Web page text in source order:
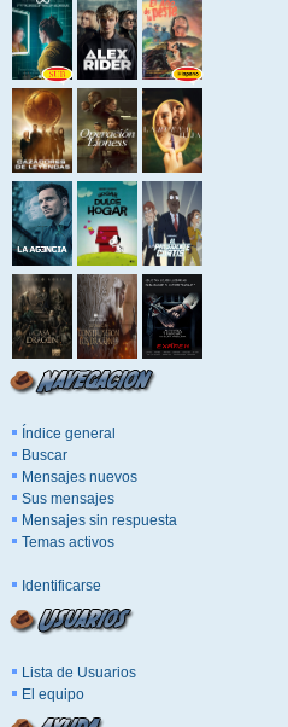
Índice general
Buscar
Mensajes nuevos
Sus mensajes
Mensajes sin respuesta
Temas activos
Identificarse
Lista de Usuarios
El equipo